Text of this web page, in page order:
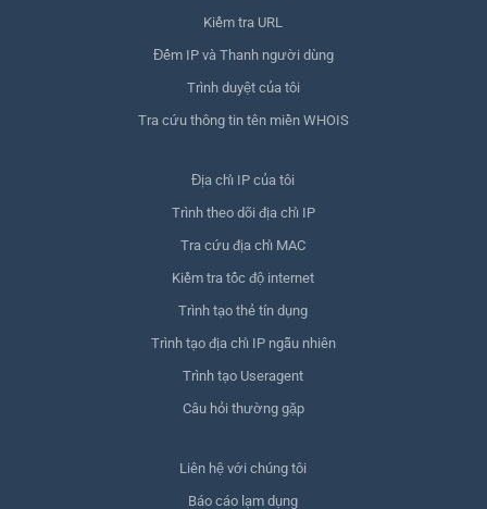
Kiểm tra URL
Đếm IP và Thanh người dùng
Trình duyệt của tôi
Tra cứu thông tin tên miền WHOIS
Địa chỉ IP của tôi
Trình theo dõi địa chỉ IP
Tra cứu địa chỉ MAC
Kiểm tra tốc độ internet
Trình tạo thẻ tín dụng
Trình tạo địa chỉ IP ngẫu nhiên
Trình tạo Useragent
Câu hỏi thường gặp
Liên hệ với chúng tôi
Báo cáo lạm dụng